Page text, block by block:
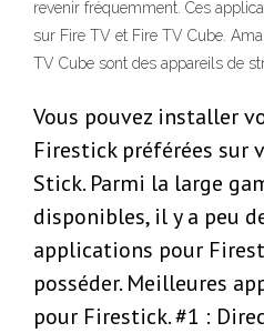
revenir fréquemment. Ces
sur Fire TV et Fire TV Cube.
TV Cube sont des appareils de
Vous pouvez installer
Firestick préférées sur
Stick. Parmi la large
disponibles, il y a peu
applications pour
posséder. Meilleures
pour Firestick. #1 :